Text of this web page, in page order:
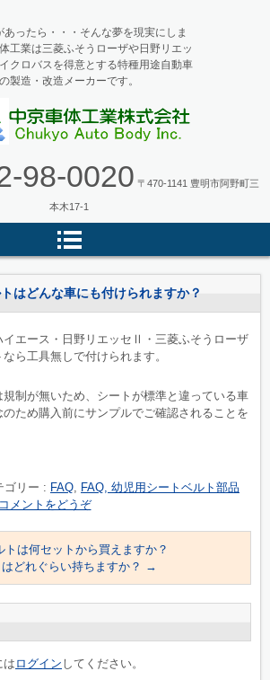
あったら・・・そんな夢を現実にしま
工業は三菱ふそうローザや日野リエッ
クロバスを得意とする特種用途自動車
の製造・改造メーカーです。
98-0020 〒470-1141 豊明市阿野町三
本木17-1
はどんな車にも付けられますか？
イエース・日野リエッセⅡ・三菱ふそうローザ
ら工具無しで付けられます。
制が無いため、シートが標準と違っている車
ため購入前にサンプルでご確認されることを
ゴリー : FAQ, FAQ, 幼児用シートベルト部品
コメントをどうぞ
トは何セットから買えますか？
どれぐらい持ちますか？ →
は ログイン してください。